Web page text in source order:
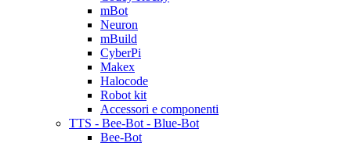
mBot
Neuron
mBuild
CyberPi
Makex
Halocode
Robot kit
Accessori e componenti
TTS - Bee-Bot - Blue-Bot
Bee-Bot